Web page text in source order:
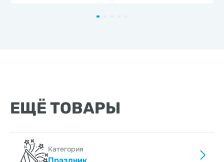
ЕЩЁ ТОВАРЫ
Категория